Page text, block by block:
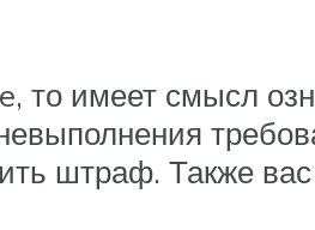
то имеет смысл
штраф. Также